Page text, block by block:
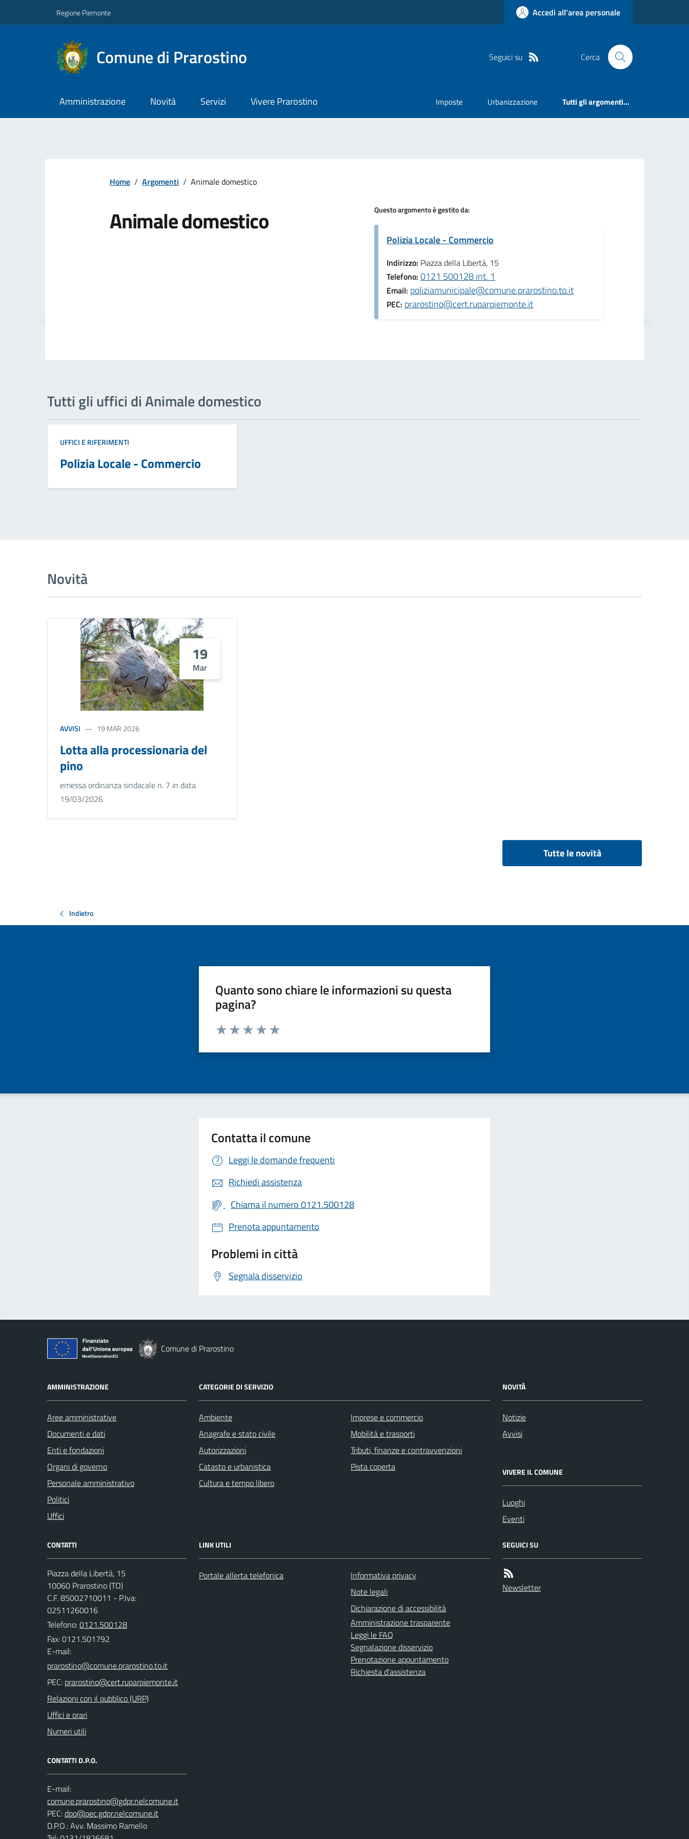
Regione Piemonte Accedi all'area personale
Comune di Prarostino Seguici su Cerca
Amministrazione Novità Servizi Vivere Prarostino Imposte Urbanizzazione Tutti gli argomenti...
Home / Argomenti / Animale domestico
Animale domestico Questo argomento è gestito da:
Polizia Locale - Commercio
Indirizzo: Piazza della Libertà, 15
Telefono: 0121 500128 int. 1
Email: poliziamunicipale@comune.prarostino.to.it
PEC: prarostino@cert.ruparpiemonte.it
Tutti gli uffici di Animale domestico
UFFICI E RIFERIMENTI
Polizia Locale - Commercio
Novità
19
Mar
AVVISI 19 MAR 2026
Lotta alla processionaria del
pino
emessa ordinanza sindacale n. 7 in data
19/03/2026
Tutte le novità
Indietro
Quanto sono chiare le informazioni su questa
pagina?
Valuta da 1 a 5 stelle la pagina
Contatta il comune
Leggi le domande frequenti
Richiedi assistenza
Chiama il numero 0121.500128
Prenota appuntamento
Problemi in città
Segnala disservizio
Comune di Prarostino
AMMINISTRAZIONE
Aree amministrative
Documenti e dati
Enti e fondazioni
Organi di governo
Personale amministrativo
Politici
Uffici
CATEGORIE DI SERVIZIO
Ambiente
Anagrafe e stato civile
Autorizzazioni
Catasto e urbanistica
Cultura e tempo libero
Imprese e commercio
Mobilità e trasporti
Tributi, finanze e contravvenzioni
Pista coperta
NOVITÀ
Notizie
Avvisi
VIVERE IL COMUNE
Luoghi
Eventi
CONTATTI
Piazza della Libertà, 15
10060 Prarostino (TO)
C.F. 85002710011 - P.Iva:
02511260016
Telefono:0121.500128
Fax: 0121.501792
E-mail:
PEC:
Relazioni con il pubblico (URP)
Uffici e orari
Numeri utili
CONTATTI D.P.O.
E-mail:
PEC:
D.P.O.: Avv. Massimo Ramello
LINK UTILI
Portale allerta telefonica
Informativa privacy
Note legali
Dichiarazione di accessibilità
Amministrazione trasparente
Leggi le FAQ
Segnalazione disservizio
Prenotazione appuntamento
Richiesta d'assistenza
SEGUICI SU
Newsletter